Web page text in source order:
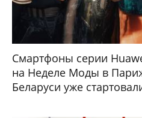
Смартфоны серии
на Неделе Моды в
Беларуси уже